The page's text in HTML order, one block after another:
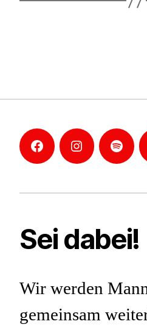
Facebook
Sei dabei!
Wir werden
gemeinsam